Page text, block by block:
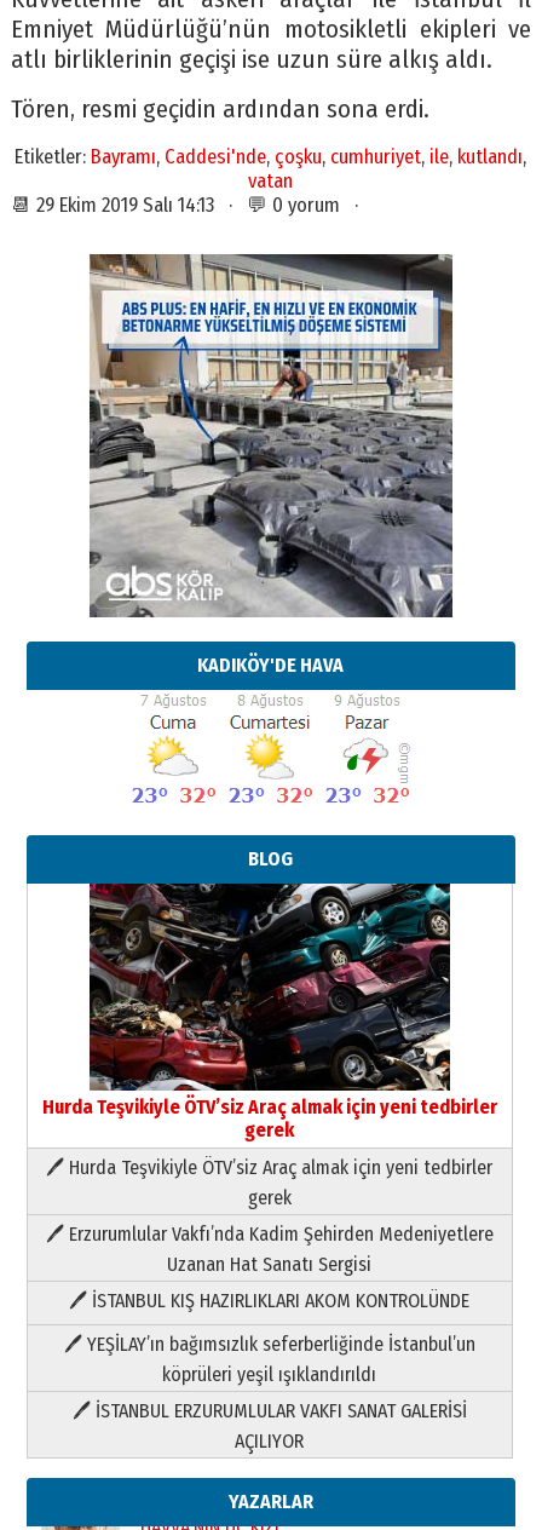
Emniyet Müdürlüğü’nün motosikletli ekipleri ve
atlı birliklerinin geçişi ise uzun süre alkış aldı.
Tören, resmi geçidin ardından sona erdi.
Etiketler: Bayramı, Caddesi'nde, çoşku, cumhuriyet, ile, kutlandı,
vatan
📆 29 Ekim 2019 Salı 14:13 · 💬 0 yorum ·
KADIKÖY'DE HAVA
BLOG
Hurda Teşvikiyle ÖTV’siz Araç almak için yeni tedbirler
gerek
🖊 Hurda Teşvikiyle ÖTV’siz Araç almak için yeni tedbirler
gerek
🖊 Erzurumlular Vakfı’nda Kadim Şehirden Medeniyetlere
Uzanan Hat Sanatı Sergisi
🖊 İSTANBUL KIŞ HAZIRLIKLARI AKOM KONTROLÜNDE
🖊 YEŞİLAY’ın bağımsızlık seferberliğinde İstanbul’un
köprüleri yeşil ışıklandırıldı
🖊 İSTANBUL ERZURUMLULAR VAKFI SANAT GALERİSİ
AÇILIYOR
YAZARLAR
Paranın Aile Kültüründeki Yeri
03 Ağustos 2026 Pazartesi
Yıldırım Gündoğdu
HAVVA’NIN ÜÇ KIZI
09 Temmuz 2026 Perşembe
Yusuf POLAT
Şampiyonluk Sebahattin Şirin’e
yazar
11 Mayıs 2026 Pazartesi